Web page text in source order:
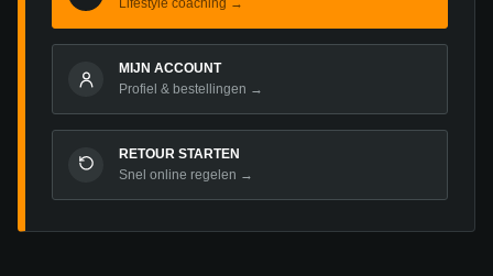
Lifestyle coaching →
MIJN ACCOUNT
Profiel & bestellingen →
RETOUR STARTEN
Snel online regelen →